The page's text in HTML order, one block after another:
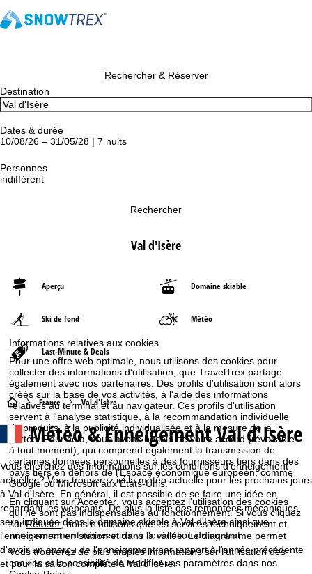
Informations relatives aux cookies
Pour une offre web optimale, nous utilisons des cookies pour
collecter des informations d'utilisation, que TravelTrex partage
également avec nos partenaires. Des profils d'utilisation sont alors
créés sur la base de vos activités, à l'aide des informations
relatives au terminal et au navigateur. Ces profils d'utilisation
servent à l'analyse statistique, à la recommandation individuelle
de produits, à la publicité individualisée et à la mesure de la
portée. Pour cela, nous avons besoin de votre accord (révocable
à tout moment), qui comprend également la transmission de
certaines données personnelles à des fournisseurs tiers dans des
pays tiers en dehors de l'Espace économique européen, comme
Google ou Microsoft aux États-Unis.
En cliquant surAccepter , vous acceptez l'utilisation des cookies
qui ne sont pas indispensables au fonctionnement. Si vous cliquez
surRefuser, nous n'utilisons que les services techniquement et
nécessairement nécessaires à l'exécution du contrat.
Vous trouverez de plus amples informations sur l'utilisation des
cookies et la possibilité de modifier vos paramètres dans nos
Rechercher & Réserver
Destination
Dates & durée
10/08/26 – 31/05/28 | 7 nuits
Personnes
indifférent
Rechercher
Val d'Isère
Aperçu Domaine skiable
Ski de fond Météo
Last-Minute & Deals
P
a
g
e
d
France Val d'Isère
Météo & Enneigement Val d'Isère
Vous cherchez des informations sur les conditions d'enneigement
actuelles? Vous trouverez ici la météo actuelle pour les prochains jours
à Val d'Isère. En général, il est possible de se faire une idée en
regardant les webcams. De plus la liste des remontées mécaniques
sera indiquée dans le domaine skiable à Val d'Isère ainsi que
l'enneigement en station et dans la vallée. Le diagramme permet
d'avoir un aperçu de l'enneigement par rapport à l'année précédente
et pour la saison complète à Val d'Isère.